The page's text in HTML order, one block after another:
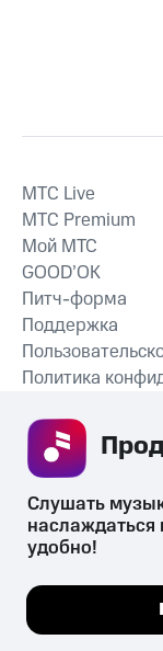
MTС Live
MTС Premium
Мой МТС
GOOD’OK
Питч-форма
Поддержка
Политика
психотропных
их незаконный
Мы
Слушать
удобно!